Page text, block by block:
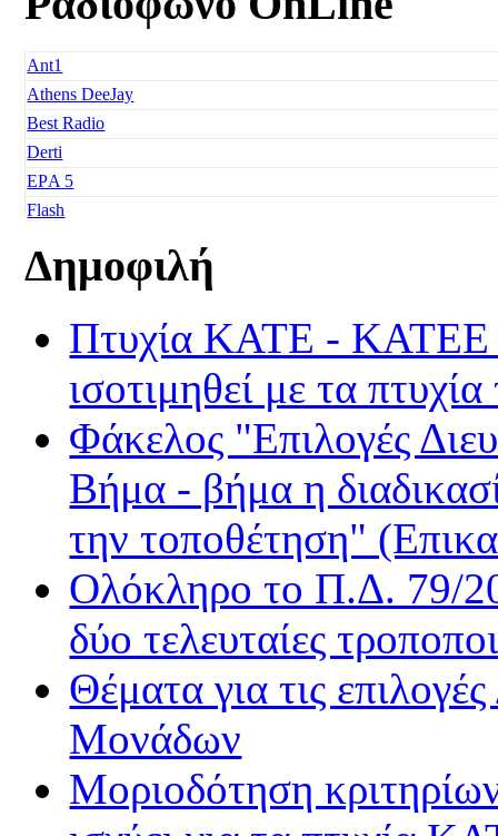
Ant1
Athens DeeJay
Best Radio
Derti
EΡA 5
Flash
Fresh Music
Galaxy 92
Happy Radio
Je t' aime
Kiss FM
Love Radio
Nitro Radio
Nova Sport FM
Radio Gold
Rock FM
Sentra FM
Όασις
Δίφωνο
Δρόμος FM
Δημοφιλή
Πτυχία ΚΑΤΕ - ΚΑΤΕΕ
ισοτιμηθεί με τα
Φάκελος "Επιλογές
Βήμα - βήμα η
την τοποθέτηση"
Ολόκληρο το Π.Δ. 79/
δύο τελευταίες
Θέματα για τις
Μονάδων
Μοριοδότηση